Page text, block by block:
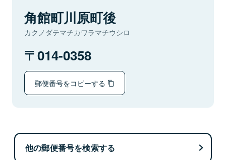
角館町川原町後
カクノダテマチカワラマチウシロ
014-0358
郵便番号をコピーする
他の郵便番号を検索する